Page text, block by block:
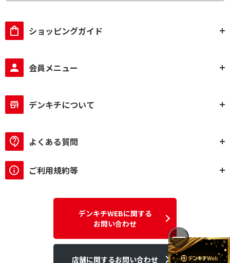
ショッピングガイド
会員メニュー
デンキチについて
よくある質問
ご利用規約等
デンキチWEBに関する
お問い合わせ
店舗に関するお問い合わせ